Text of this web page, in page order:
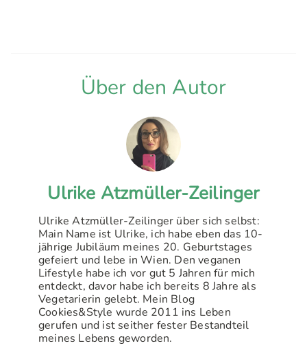
Über den Autor
Ulrike Atzmüller-Zeilinger
Ulrike Atzmüller-Zeilinger über sich selbst:
Main Name ist Ulrike, ich habe eben das 10-
jährige Jubiläum meines 20. Geburtstages
gefeiert und lebe in Wien. Den veganen
Lifestyle habe ich vor gut 5 Jahren für mich
entdeckt, davor habe ich bereits 8 Jahre als
Vegetarierin gelebt. Mein Blog
Cookies&Style wurde 2011 ins Leben
gerufen und ist seither fester Bestandteil
meines Lebens geworden.